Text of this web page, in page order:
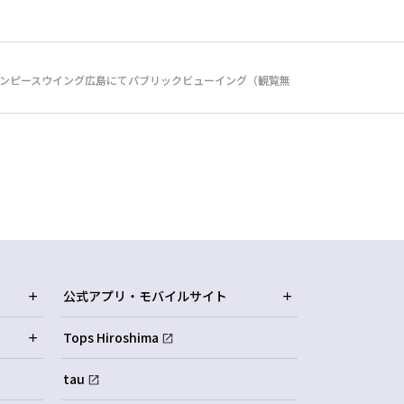
ピースウイング広島にてパブリックビューイング（観覧無
公式アプリ・モバイルサイト
Tops Hiroshima
tau